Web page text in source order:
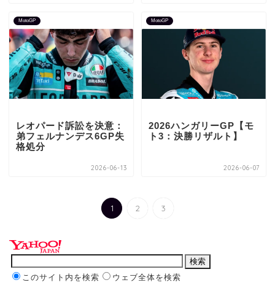
MotoGP
レオパード訴訟を決意：
弟フェルナンデス6GP失
格処分
2026-06-13
MotoGP
2026ハンガリーGP【モ
ト3：決勝リザルト】
2026-06-07
1 2 3
このサイト内を検索 ウェブ全体を検索